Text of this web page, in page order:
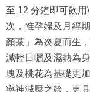
至 12 分鐘即可飲
次，惟孕婦及月經
顏茶」為炎夏而生
減輕日曬及濕熱為
瑰及桃花為基礎更
寧神減壓之餘，更